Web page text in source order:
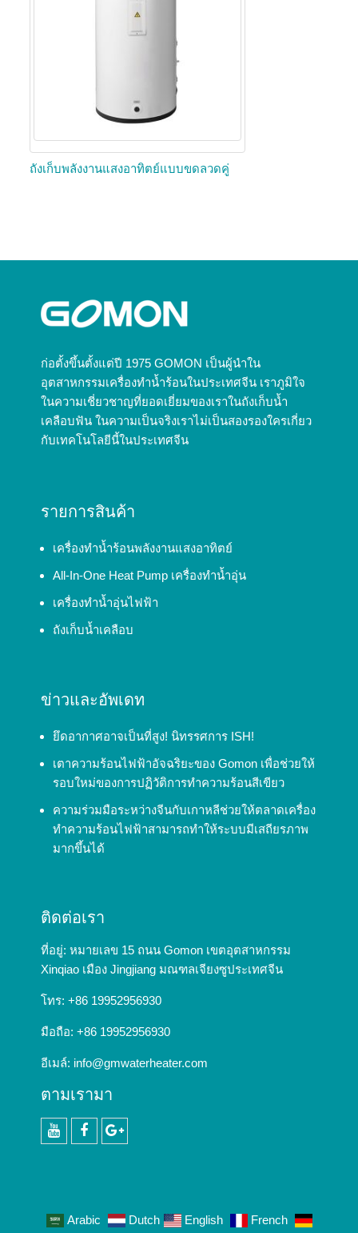
ถังเก็บพลังงานแสงอาทิตย์แบบขดลวดคู่
ก่อตั้งขึ้นตั้งแต่ปี 1975 GOMON เป็นผู้นำใน
อุตสาหกรรมเครื่องทำน้ำร้อนในประเทศจีน เราภูมิใจ
ในความเชี่ยวชาญที่ยอดเยี่ยมของเราในถังเก็บน้ำ
เคลือบฟัน ในความเป็นจริงเราไม่เป็นสองรองใครเกี่ยว
กับเทคโนโลยีนี้ในประเทศจีน
รายการสินค้า
เครื่องทำน้ำร้อนพลังงานแสงอาทิตย์
All-In-One Heat Pump เครื่องทำน้ำอุ่น
เครื่องทำน้ำอุ่นไฟฟ้า
ถังเก็บน้ำเคลือบ
ข่าวและอัพเดท
ยึดอากาศอาจเป็นที่สูง! นิทรรศการ ISH!
เตาความร้อนไฟฟ้าอัจฉริยะของ Gomon เพื่อช่วยให้
รอบใหม่ของการปฏิวัติการทำความร้อนสีเขียว
ความร่วมมือระหว่างจีนกับเกาหลีช่วยให้ตลาดเครื่อง
ทำความร้อนไฟฟ้าสามารถทำให้ระบบมีเสถียรภาพ
มากขึ้นได้
ติดต่อเรา
ที่อยู่: หมายเลข 15 ถนน Gomon เขตอุตสาหกรรม
Xinqiao เมือง Jingjiang มณฑลเจียงซูประเทศจีน
โทร: +86 19952956930
มือถือ: +86 19952956930
อีเมล์: info@gmwaterheater.com
ตามเรามา
Arabic Dutch English French